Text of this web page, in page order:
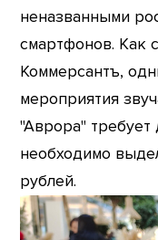
неназванными
смартфонов. Как
Коммерсантъ,
мероприятия
"Аврора"
необходимо
рублей.